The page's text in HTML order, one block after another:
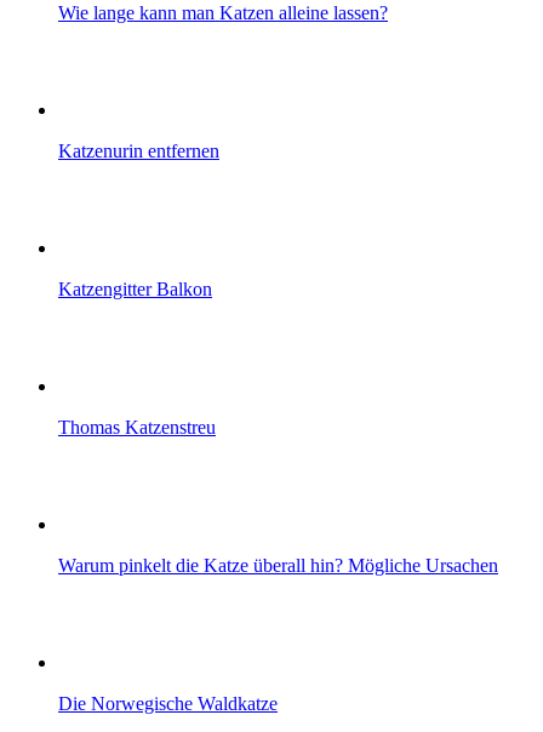
Wie lange kann man Katzen alleine lassen?
Katzenurin entfernen
Katzengitter Balkon
Thomas Katzenstreu
Warum pinkelt die Katze überall hin? Mögliche Ursachen
Die Norwegische Waldkatze